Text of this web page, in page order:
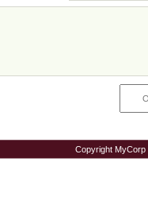
Copyright MyCorp